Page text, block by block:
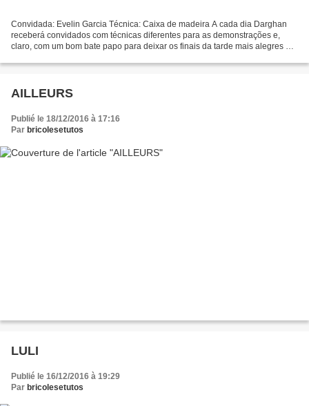
Convidada: Evelin Garcia Técnica: Caixa de madeira A cada dia Darghan
receberá convidados com técnicas diferentes para as demonstrações e,
claro, com um bom bate papo para deixar os finais da tarde mais alegres e
AILLEURS
Publié le 18/12/2016 à 17:16
Par bricolesetutos
LULI
Publié le 16/12/2016 à 19:29
Par bricolesetutos